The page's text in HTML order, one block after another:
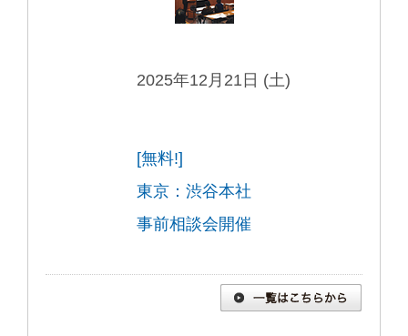
2025年12月21日 (土)
[無料!]
東京：渋谷本社
事前相談会開催